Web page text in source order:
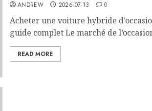
ANDREW 2026-07-13 0
Acheter une voiture hybride
guide complet Le marché de
READ MORE